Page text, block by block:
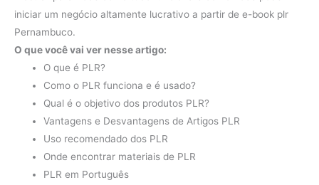
iniciar um negócio altamente lucrativo a partir de e-book plr
Pernambuco.
O que você vai ver nesse artigo:
O que é PLR?
Como o PLR funciona e é usado?
Qual é o objetivo dos produtos PLR?
Vantagens e Desvantagens de Artigos PLR
Uso recomendado dos PLR
Onde encontrar materiais de PLR
PLR em Português